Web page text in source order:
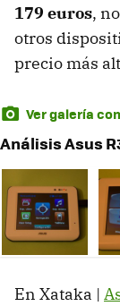
179 euros,
otros
precio más
Ver galería
Análisis Asus
En Xataka |